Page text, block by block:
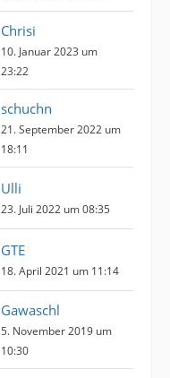
Chrisi
10. Januar 2023 um
23:22
schuchn
21. September 2022 um
18:11
Ulli
23. Juli 2022 um 08:35
GTE
18. April 2021 um 11:14
Gawaschl
5. November 2019 um
10:30